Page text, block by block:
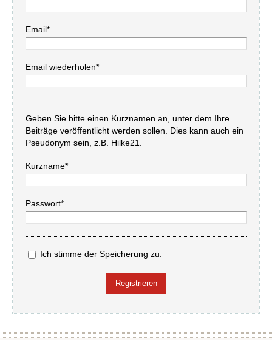
Email*
Email wiederholen*
Geben Sie bitte einen Kurznamen an, unter dem Ihre
Beiträge veröffentlicht werden sollen. Dies kann auch ein
Pseudonym sein, z.B. Hilke21.
Kurzname*
Passwort*
Ich stimme der Speicherung zu.